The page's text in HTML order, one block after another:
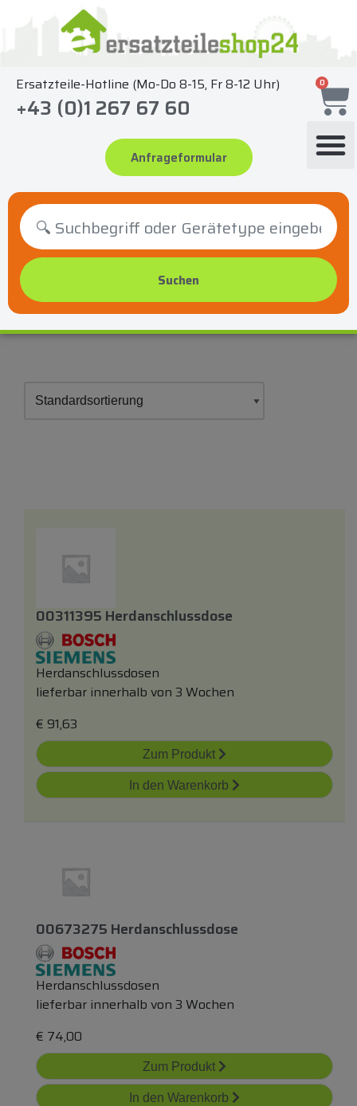
springen
Ersatzteile-Hotline (Mo-Do 8-15, Fr 8-12 Uhr)
+43 (0)1 267 67 60
Anfrageformular
0
00311395 Herdanschlussdose
Herdanschlussdosen
lieferbar innerhalb von 3 Wochen
€ 91,63
Zum Produkt
In den Warenkorb
00673275 Herdanschlussdose
Herdanschlussdosen
lieferbar innerhalb von 3 Wochen
€ 74,00
Zum Produkt
In den Warenkorb